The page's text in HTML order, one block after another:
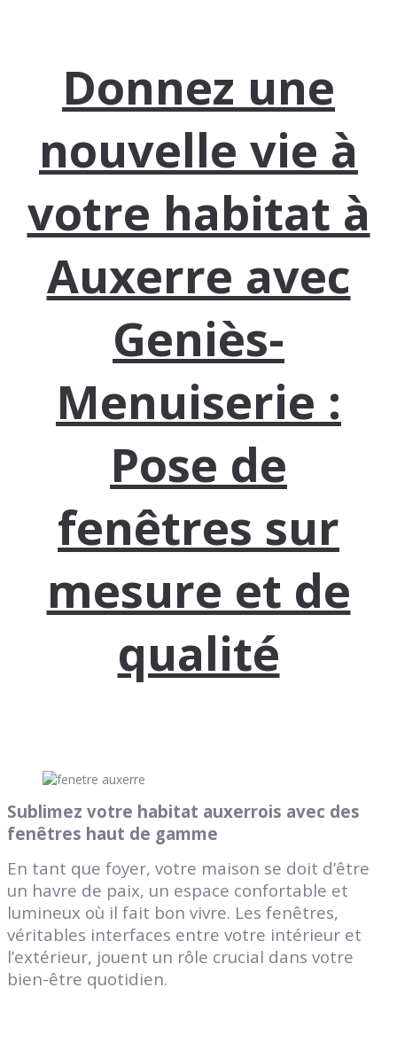
Donnez une
nouvelle vie à
votre habitat à
Auxerre avec
Geniès-
Menuiserie :
Pose de
fenêtres sur
mesure et de
qualité
Sublimez votre habitat auxerrois avec des
fenêtres haut de gamme
En tant que foyer, votre maison se doit d’être
un havre de paix, un espace confortable et
lumineux où il fait bon vivre. Les fenêtres,
véritables interfaces entre votre intérieur et
l’extérieur, jouent un rôle crucial dans votre
bien-être quotidien.